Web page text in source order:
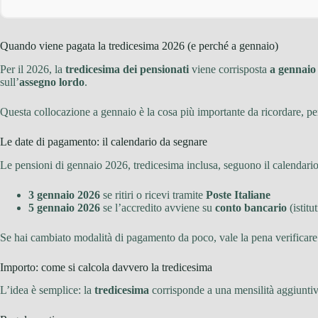
Quando viene pagata la tredicesima 2026 (e perché a gennaio)
Per il 2026, la tredicesima dei pensionati viene corrisposta a gennaio
sull’assegno lordo.
Questa collocazione a gennaio è la cosa più importante da ricordare,
Le date di pagamento: il calendario da segnare
Le pensioni di gennaio 2026, tredicesima inclusa, seguono il
3 gennaio 2026 se ritiri o ricevi tramite Poste Italiane
5 gennaio 2026 se l’accredito avviene su conto bancario
Se hai cambiato modalità di pagamento da poco, vale la pena
Importo: come si calcola davvero la tredicesima
L’idea è semplice: la tredicesima corrisponde a una mensilità